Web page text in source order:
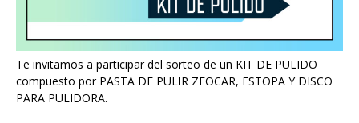
Te invitamos a participar del sorteo de un KIT DE PULIDO
compuesto por PASTA DE PULIR ZEOCAR, ESTOPA Y DISCO
PARA PULIDORA.